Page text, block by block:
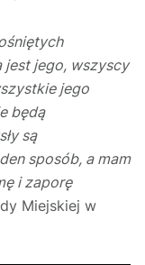
jest jego, wszyscy
jego
będą
są
sposób, a mam
i zaporę
Miejskiej w